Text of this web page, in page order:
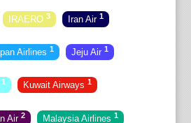
IRAERO 3 Iran Air 1
Airlines 1 Jeju Air 1
1 Kuwait Airways 1
Air 2 Malaysia Airlines 1